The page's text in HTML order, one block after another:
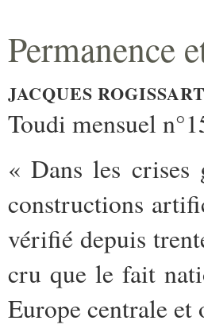
Permanence
JACQUES ROGISSART
Toudi mensuel
« Dans les
constructions
vérifié depuis
cru que le fait
Europe centrale et